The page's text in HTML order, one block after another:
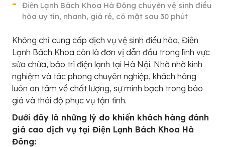
Điện Lạnh Bách Khoa Hà Đông chuyên vệ sinh điều
hòa uy tín, nhanh, giá rẻ, có mặt sau 30 phút
Không chỉ cung cấp dịch vụ vệ sinh điều hòa, Điện
Lạnh Bách Khoa còn là đơn vị dẫn đầu trong lĩnh vực
sửa chữa, bảo trì điện lạnh tại Hà Nội. Nhờ nhờ kinh
nghiệm và tác phong chuyên nghiệp, khách hàng
luôn an tâm về chất lượng, sự minh bạch trong báo
giá và thái độ phục vụ tận tình.
Dưới đây là những lý do khiến khách hàng đánh
giá cao dịch vụ tại Điện Lạnh Bách Khoa Hà
Đông: